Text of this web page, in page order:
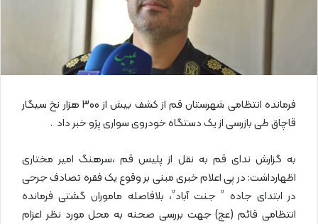
فرمانده انتظامی شهرستان قم از کشف بیش از 300 هزار نخ سیگار
قاچاق طی بازرسی از یک دستگاه خودروی سواری پژو خبر داد .
به گزارش ندای قم به نقل از پلیس قم ،سرهنگ امیر مختاری
اظهارداشت: در پی اعلام خبری مبنی بر وقوع یک فقره تصادف جرحی
در ابتدای جاده ” جنت آباد”، بلافاصله ماموران گشتی فرمانده
انتظامی قائم (عج) جهت بررسی صحنه به محل مورد نظر اعزام